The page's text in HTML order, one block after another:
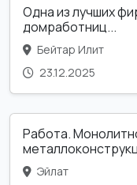
Одна из лучших
домработниц...
Бейтар Илит
23.12.2025
Работа.
Эйлат